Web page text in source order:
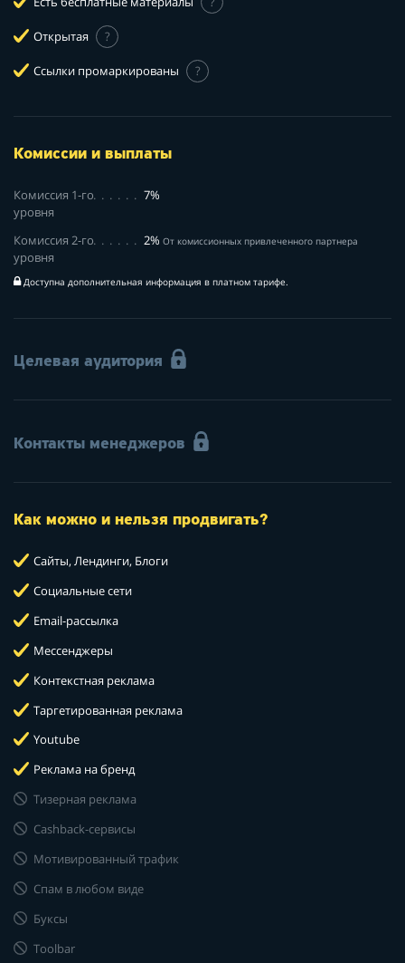
Открытая ?
Ссылки промаркированы ?
Комиссии и выплаты
Комиссия 1-го
уровня
7%
Комиссия 2-го
уровня
2%От комиссионных привлеченного партнера
Доступна дополнительная информация в платном тарифе.
Целевая аудитория
Контакты менеджеров
Как можно и нельзя продвигать?
Сайты, Лендинги, Блоги
Социальные сети
Email-рассылка
Мессенджеры
Контекстная реклама
Таргетированная реклама
Youtube
Реклама на бренд
Тизерная реклама
Cashback-сервисы
Мотивированный трафик
Спам в любом виде
Буксы
Toolbar